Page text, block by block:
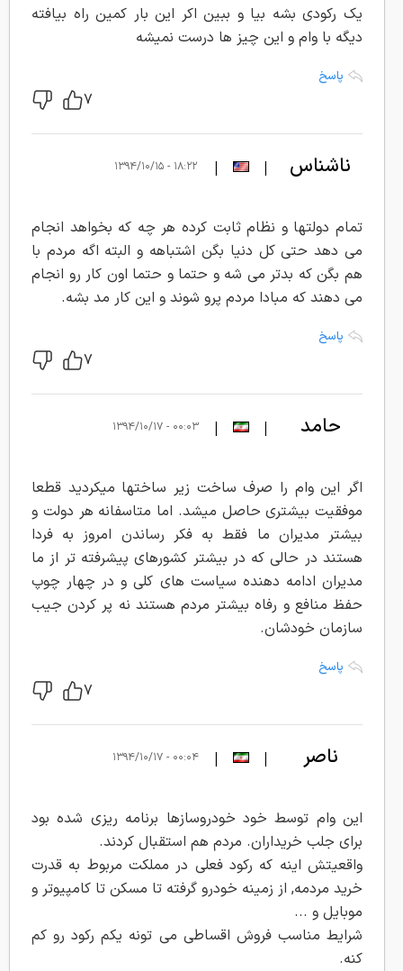
یک رکودی بشه بیا و ببین اکر این بار کمین راه بیافته
دیگه با وام و این چیز ها درست نمیشه
پاسخ
۷
ناشناس |
| ۱۸:۲۲ - ۱۳۹۴/۱۰/۱۵
تمام دولتها و نظام ثابت کرده هر چه که بخواهد انجام
می دهد حتی کل دنیا بگن اشتباهه و البته اگه مردم با
هم بگن که بدتر می شه و حتما و حتما اون کار رو انجام
می دهند که مبادا مردم پرو شوند و این کار مد بشه.
پاسخ
۷
حامد |
| ۰۰:۰۳ - ۱۳۹۴/۱۰/۱۷
اگر این وام را صرف ساخت زیر ساختها میکردید قطعا
موفقیت بیشتری حاصل میشد. اما متاسفانه هر دولت و
بیشتر مدیران ما فقط به فکر رساندن امروز به فردا
هستند در حالی که در بیشتر کشورهای پیشرفته تر از ما
مدیران ادامه دهنده سیاست های کلی و در چهار چوپ
حفظ منافع و رفاه بیشتر مردم هستند نه پر کردن جیب
سازمان خودشان.
پاسخ
۷
ناصر |
| ۰۰:۰۴ - ۱۳۹۴/۱۰/۱۷
این وام توسط خود خودروسازها برنامه ریزی شده بود
برای جلب خریداران. مردم هم استقبال کردند.
واقعیتش اینه که رکود فعلی در مملکت مربوط به قدرت
خرید مردمه, از زمینه خودرو گرفته تا مسکن تا کامپیوتر و
موبایل و ...
شرایط مناسب فروش اقساطی می تونه یکم رکود رو کم
کنه.